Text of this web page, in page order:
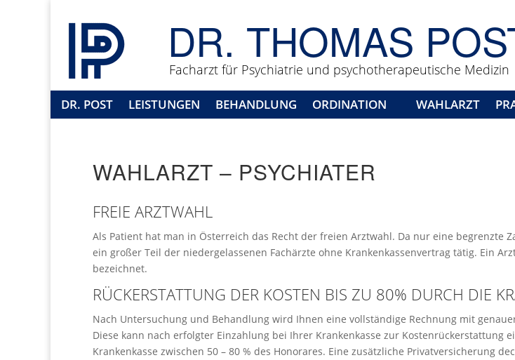
DR. THOMAS
Facharzt für Psychiatrie und psychotherapeutische Medizin
DR. POST LEISTUNGEN BEHANDLUNG ORDINATION WAHLARZT
WAHLARZT – PSYCHIATER
FREIE ARZTWAHL
Als Patient hat man in Österreich das Recht der freien Arztwahl. Da nur eine begrenzte
ein großer Teil der niedergelassenen Fachärzte ohne Krankenkassenvertrag tätig. Ein
bezeichnet.
RÜCKERSTATTUNG DER KOSTEN BIS ZU 80% DURCH DIE
Nach Untersuchung und Behandlung wird Ihnen eine vollständige Rechnung mit
Diese kann nach erfolgter Einzahlung bei Ihrer Krankenkasse zur Kostenrückerstattung
Krankenkasse zwischen 50 – 80 % des Honorares. Eine zusätzliche Privatversicherung